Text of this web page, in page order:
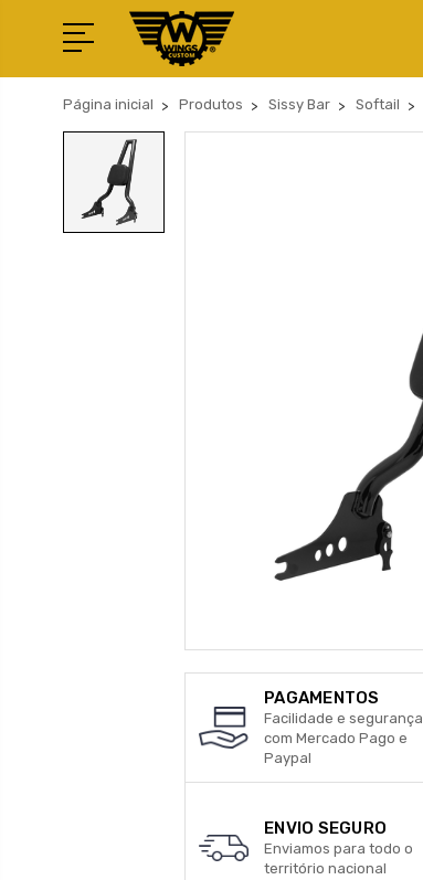
Página inicial Produtos Sissy Bar Softail
PAGAMENTOS
Facilidade e segurança
com Mercado Pago e
Paypal
ENVIO SEGURO
Enviamos para todo o
território nacional